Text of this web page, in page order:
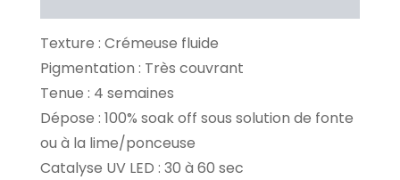
Texture : Crémeuse fluide
Pigmentation : Très couvrant
Tenue : 4 semaines
Dépose : 100% soak off sous solution de fonte
ou à la lime/ponceuse
Catalyse UV LED : 30 à 60 sec